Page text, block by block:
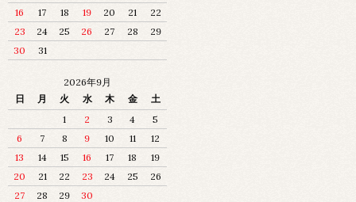
16
17 18 19 20 21
22
23
24 25 26 27 28
29
30
31
2026年9月
日
月 火 水 木 金
土
1
2 3 4
5
6
7 8 9 10 11
12
13
14 15 16 17 18
19
20
21 22 23 24 25
26
27
28 29 30